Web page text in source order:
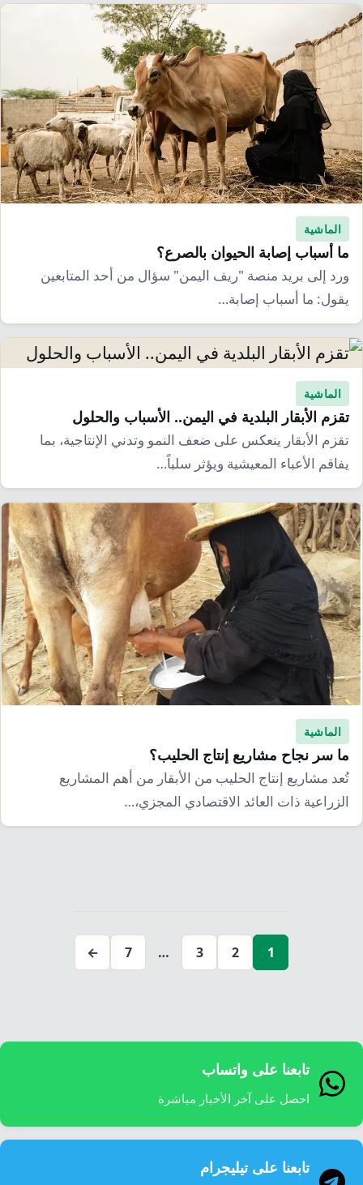
الماشية
ما أسباب إصابة الحيوان بالصرع؟
ورد إلى بريد منصة "ريف اليمن" سؤال من أحد المتابعين
يقول: ما أسباب إصابة…
الماشية
تقزم الأبقار البلدية في اليمن.. الأسباب والحلول
تقزم الأبقار ينعكس على ضعف النمو وتدني الإنتاجية، بما
يفاقم الأعباء المعيشية ويؤثر سلباً…
الماشية
ما سر نجاح مشاريع إنتاج الحليب؟
تُعد مشاريع إنتاج الحليب من الأبقار من أهم المشاريع
الزراعية ذات العائد الاقتصادي المجزي،…
تعدد
صفحات
1
2
3
…
7
←
تابعنا على واتساب
احصل على آخر الأخبار مباشرة
تابعنا على تيليجرام